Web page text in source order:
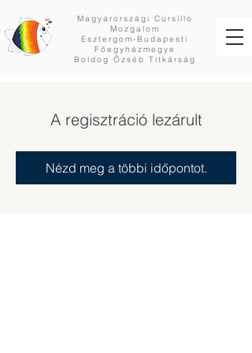
Magyarországi Cursillo
Mozgalom
Esztergom-Budapesti
Főegyházmegye
Boldog Özséb Titkárság
A regisztráció lezárult
Nézd meg a többi időpontot.